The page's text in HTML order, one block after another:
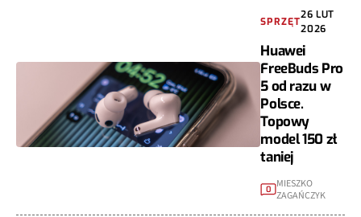
SPRZĘT
26 LUT
2026
Huawei
FreeBuds Pro
5 od razu w
Polsce.
Topowy
model 150 zł
taniej
0
MIESZKO
ZAGAŃCZYK